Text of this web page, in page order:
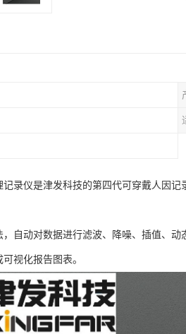
录仪是津发科技的第四代可穿戴人因
自动对数据进行滤波、降噪、插值、
视化报告图表。